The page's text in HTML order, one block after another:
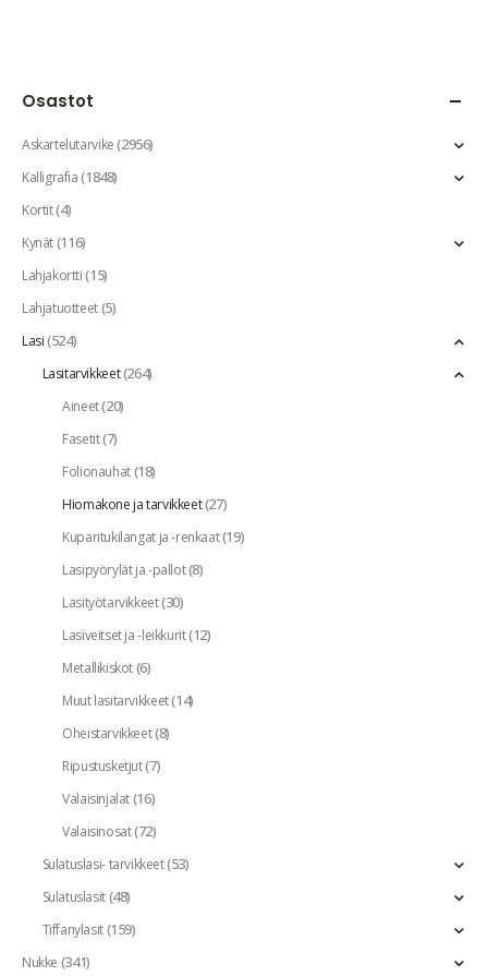
Osastot
Askartelutarvike(2956)
Kalligrafia(1848)
Kortit(4)
Kynät(116)
Lahjakortti(15)
Lahjatuotteet(5)
Lasi(524)
Lasitarvikkeet(264)
Aineet(20)
Fasetit(7)
Folionauhat(18)
Hiomakone ja tarvikkeet(27)
Kuparitukilangat ja -renkaat(19)
Lasipyörylät ja -pallot(8)
Lasityötarvikkeet(30)
Lasiveitset ja -leikkurit(12)
Metallikiskot(6)
Muut lasitarvikkeet(14)
Oheistarvikkeet(8)
Ripustusketjut(7)
Valaisinjalat(16)
Valaisinosat(72)
Sulatuslasi- tarvikkeet(53)
Sulatuslasit(48)
Tiffanylasit(159)
Nukke (341)